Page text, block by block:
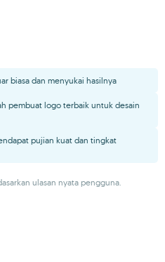
biasa dan menyukai hasilnya
pembuat logo terbaik untuk desain
pujian kuat dan tingkat
ulasan nyata pengguna.